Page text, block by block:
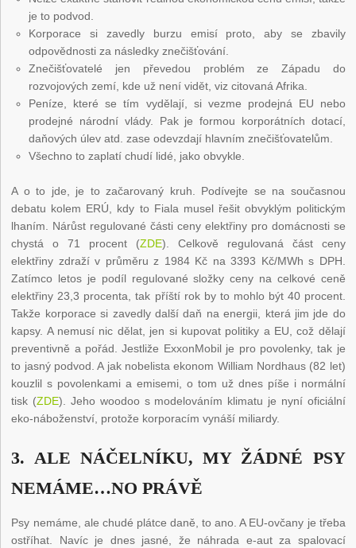
je to podvod.
Korporace si zavedly burzu emisí proto, aby se zbavily
odpovědnosti za následky znečišťování.
Znečišťovatelé jen převedou problém ze Západu do
rozvojových zemí, kde už není vidět, viz citovaná Afrika.
Peníze, které se tím vydělají, si vezme prodejná EU nebo
prodejné národní vlády. Pak je formou korporátních dotací,
daňových úlev atd. zase odevzdají hlavním znečišťovatelům.
Všechno to zaplatí chudí lidé, jako obvykle.
A o to jde, je to začarovaný kruh. Podívejte se na současnou
debatu kolem ERÚ, kdy to Fiala musel řešit obvyklým politickým
lhaním. Nárůst regulované části ceny elektřiny pro domácnosti se
chystá o 71 procent (ZDE). Celkově regulovaná část ceny
elektřiny zdraží v průměru z 1984 Kč na 3393 Kč/MWh s DPH.
Zatímco letos je podíl regulované složky ceny na celkové ceně
elektřiny 23,3 procenta, tak příští rok by to mohlo být 40 procent.
Takže korporace si zavedly další daň na energii, která jim jde do
kapsy. A nemusí nic dělat, jen si kupovat politiky a EU, což dělají
preventivně a pořád. Jestliže ExxonMobil je pro povolenky, tak je
to jasný podvod. A jak nobelista ekonom William Nordhaus (82 let)
kouzlil s povolenkami a emisemi, o tom už dnes píše i normální
tisk (ZDE). Jeho woodoo s modelováním klimatu je nyní oficiální
eko-náboženství, protože korporacím vynáší miliardy.
3. ALE NÁČELNÍKU, MY ŽÁDNÉ PSY
NEMÁME…NO PRÁVĚ
Psy nemáme, ale chudé plátce daně, to ano. A EU-ovčany je třeba
ostříhat. Navíc je dnes jasné, že náhrada e-aut za spalovací